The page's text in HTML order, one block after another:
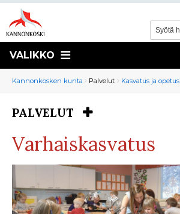
VALIKKO
Murupolku
You
here:
Kannonkosken kunta Palvelut Kasvatus ja opetus
You
here:
PALVELUT
Varhaiskasvatus